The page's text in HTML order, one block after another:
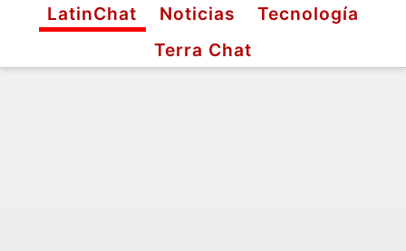
LatinChat
Noticias
Tecnología
Terra Chat